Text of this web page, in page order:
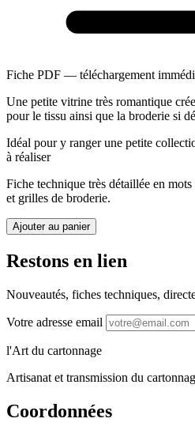
Fiche PDF — téléchargement
Une petite vitrine très romantique
pour le tissu ainsi que la broderie si
Idéal pour y ranger une petite
à réaliser
Fiche technique très détaillée en
et grilles de broderie.
Ajouter au panier
Restons en lien
Nouveautés, fiches techniques,
Votre adresse email
l'Art du cartonnage
Artisanat et transmission du
Coordonnées